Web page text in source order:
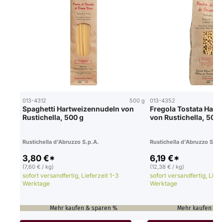
013-4312 500 g
Spaghetti Hartweizennudeln von
Rustichella, 500 g
Rustichella d'Abruzzo S.p.A.
3,80 €*
(7,60 € / kg)
sofort versandfertig, Lieferzeit 1-3
Werktage
Mehr kaufen & sparen %
013-4352
Fregola Tostata
von Rustichella, 500
Rustichella d'Abruzzo
6,19 €*
(12,38 € / kg)
sofort versandfertig,
Werktage
Mehr kaufen &